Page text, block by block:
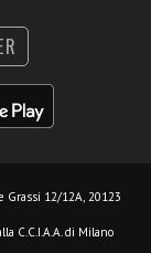
Grassi 12/12A, 20123
C.C.I.A.A. di Milano